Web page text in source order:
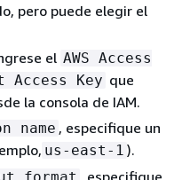
pero puede elegir el
el AWS Access
Access Key que
la consola de IAM.
name , especifique un
us-east-1 ).
, especifique